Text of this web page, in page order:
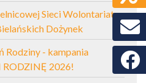
Sieci Wolontariatu
Dożynek
Rodziny - kampania
RODZINĘ 2026!